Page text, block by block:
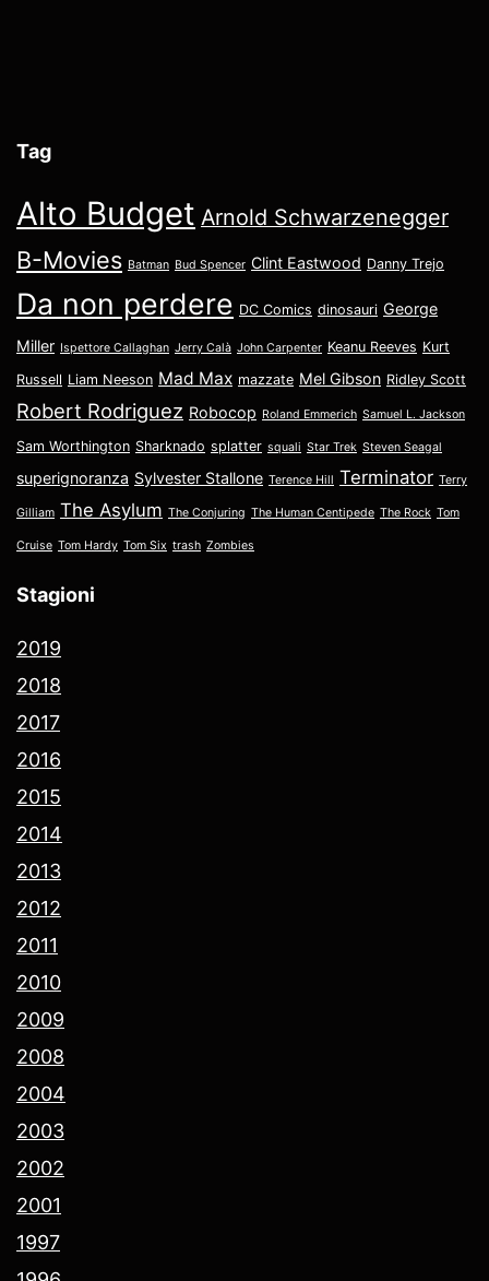
Tag
Alto Budget Arnold Schwarzenegger
B-Movies Batman Bud Spencer Clint Eastwood Danny Trejo
Da non perdere DC Comics dinosauri George
Miller Ispettore Callaghan Jerry Calà John Carpenter Keanu Reeves Kurt
Russell Liam Neeson Mad Max mazzate Mel Gibson Ridley Scott
Robert Rodriguez Robocop Roland Emmerich Samuel L. Jackson
Sam Worthington Sharknado splatter squali Star Trek Steven Seagal
superignoranza Sylvester Stallone Terence Hill Terminator Terry
Gilliam The Asylum The Conjuring The Human Centipede The Rock Tom
Cruise Tom Hardy Tom Six trash Zombies
Stagioni
2019
2018
2017
2016
2015
2014
2013
2012
2011
2010
2009
2008
2004
2003
2002
2001
1997